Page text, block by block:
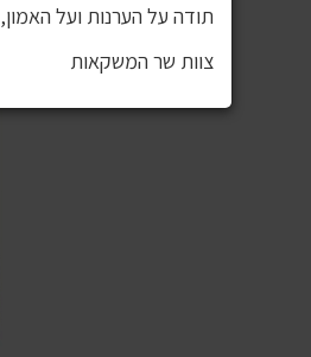
תודה על הערנות ועל האמון,
צוות שר המשקאות